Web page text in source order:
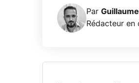
Par
Rédacteur en